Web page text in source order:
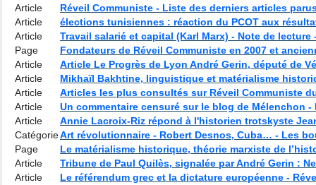
Article
Réveil Communiste - Liste des derniers articles
Article
élections tunisiennes : réaction du PCOT aux
Article
Travail salarié et capital (Karl Marx) - Note de
Page
Fondateurs de Réveil Communiste en 2007 et
Article
Article Le Progrès de Lyon André Gerin, député de
Article
Mikhaïl Bakhtine, linguistique et matérialisme
Article
Articles les plus consultés sur Réveil Communiste
Article
Un commentaire censuré sur le blog de Mélenchon -
Article
Annie Lacroix-Riz répond à l'historien trotskyste
CatégorieArt révolutionnaire - Robert Desnos, Cuba… - Les
Page
Le matérialisme historique, théorie marxiste de
Article
Tribune de Paul Quilès, signalée par André Gerin :
Article
Le référendum grec et la dictature européenne -